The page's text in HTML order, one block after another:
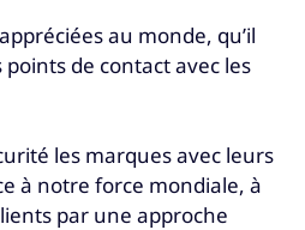
au monde, qu’il
de contact avec les
les marques avec leurs
à notre force mondiale, à
par une approche